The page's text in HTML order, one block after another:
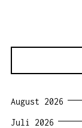
August 2026
Juli 2026